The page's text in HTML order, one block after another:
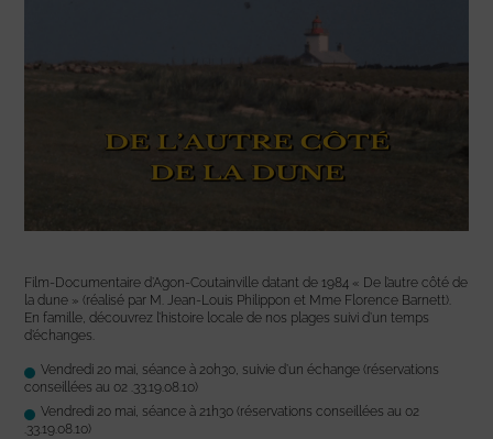
Film-Documentaire d’Agon-Coutainville datant de 1984 « De l’autre côté de
la dune » (réalisé par M. Jean-Louis Philippon et Mme Florence Barnett).
En famille, découvrez l’histoire locale de nos plages suivi d’un temps
d’échanges.
Vendredi 20 mai, séance à 20h30, suivie d’un échange (réservations
conseillées au 02 .33.19.08.10)
Vendredi 20 mai, séance à 21h30 (réservations conseillées au 02
.33.19.08.10)